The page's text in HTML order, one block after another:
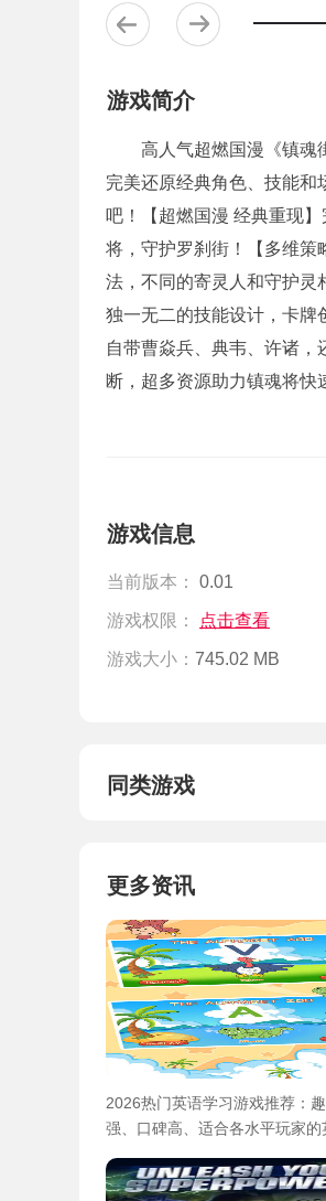
游戏简介
高人气超燃国漫《镇魂
完美还原经典角色、技能和
吧！【超燃国漫 经典重现
将，守护罗刹街！【多维策
法，不同的寄灵人和守护灵
独一无二的技能设计，卡牌
自带曹焱兵、典韦、许诸
断，超多资源助力镇魂将快
游戏信息
当前版本： 0.01
游戏权限： 点击查看
游戏大小： 745.02 MB
同类游戏
更多资讯
2026热门英语学习游戏推荐：
强、口碑高、适合各水平玩家的